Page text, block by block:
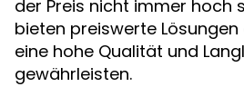
der Preis nicht immer hoch
bieten preiswerte
eine hohe Qualität und
gewährleisten.